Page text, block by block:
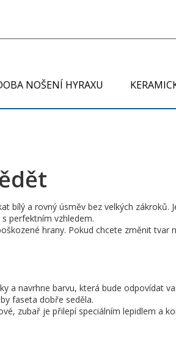
NOŠENÍ HYRAXU
bílý a rovný úsměv bez velkých zákroků.
perfektním vzhledem.
hrany. Pokud chcete změnit tvar
a navrhne barvu, která bude odpovídat
faseta dobře seděla.
zubař je přilepí speciálním lepidlem a